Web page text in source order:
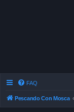
FAQ
Pescando Con Mosca